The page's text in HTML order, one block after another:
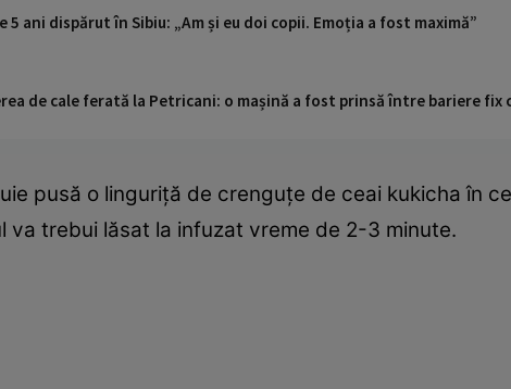
5 ani dispărut în Sibiu: „Am și eu doi copii. Emoția a fost maximă”
de cale ferată la Petricani: o mașină a fost prinsă între bariere fix
pusă o linguriță de crenguțe de ceai kukicha în
va trebui lăsat la infuzat vreme de 2-3 minute.